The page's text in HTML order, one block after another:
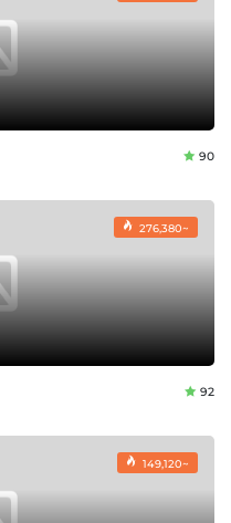
90
276,380~
92
149,120~